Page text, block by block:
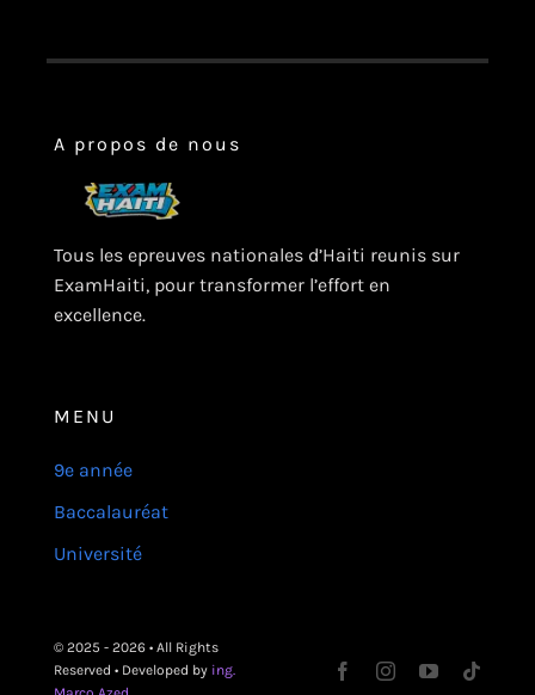
A propos de nous
Tous les epreuves nationales d’Haiti reunis sur
ExamHaiti, pour transformer l’effort en
excellence.
MENU
9e année
Baccalauréat
Université
© 2025 - 2026 • All Rights
Reserved • Developed by ing.